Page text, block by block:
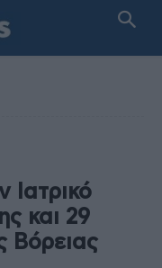
Ιατρικό
και 29
Βόρειας